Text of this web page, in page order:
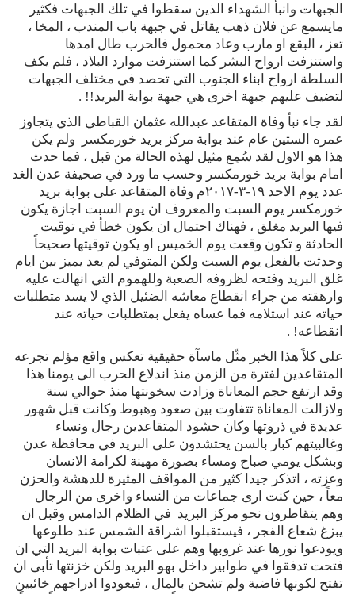
الجبهات وانبأ الشهداء الذين سقطوا في تلك الجبهات فكثير
مايسمع عن فلان ذهب يقاتل في جبهة باب المندب ، المخا ،
تعز ، البقع او مارب وعاد محمول فالحرب طال امدها
واستنزفت ارواح البشر كما استنزفت موارد البلاد ، فلم يكف
السلطة ارواح ابناء الجنوب التي تحصد في مختلف الجبهات
لتضيف عليهم جبهة اخرى هي جبهة بوابة البريد!! .
لقد جاء نبأ وفاة المتقاعد عبدالله عثمان القباطي الذي يتجاوز
عمره الستين عام عند بوابة مركز بريد خورمكسر ولم يكن
هذا هو الاول لقد سُمِع مثيل لهذه الحالة من قبل ، فما حدث
امام بوابة بريد خورمكسر وحسب ما ورد في صحيفة عدن الغد
عدد يوم الاحد ١٩-٣-٢٠١٧م وفاة المتقاعد على بوابة بريد
خورمكسر يوم السبت والمعروف ان يوم السبت اجازة يكون
فيها البريد مغلق ، فهناك احتمال ان يكون خطأ في توقيت
الحادثة و تكون وقعت يوم الخميس او يكون توقيتها صحيحاً
وحدثت بالفعل يوم السبت ولكن المتوفي لم يعد يميز بين ايام
غلق البريد وفتحه لظروفه الصعبة وللهموم التي انهالت عليه
وارهقته من جراء انقطاع معاشه الضئيل الذي لا يسد متطلبات
حياته عند استلامه فما عساه يفعل بمتطلبات حياته عند
انقطاعه! .
على كلاً هذا الخبر مثّل ماسآة حقيقية تعكس واقع مؤلم تجرعه
المتقاعدين لفترة من الزمن منذ اندلاع الحرب الى يومنا هذا
وقد ارتفع حجم المعاناة وزادت سخونتها منذ حوالي سنة
ولازالت المعاناة تتفاوت بين صعود وهبوط وكانت قبل شهور
عديدة في ذروتها وكان حشود المتقاعدين رجال ونساء
وغالبيتهم كبار بالسن يحتشدون على البريد في محافظة عدن
وبشكل يومي صباح ومساء بصورة مهينة لكرامة الانسان
وعزته ، اتذكر جيدا كثير من المواقف المثيرة للدهشة والحزن
معاً ، حين كنت ارى جماعات من النساء واخرى من الرجال
وهم يتقاطرون نحو مركز البريد في الظلام الدامس وقبل ان
يبزغ شعاع الفجر ، فيستقبلوا اشراقة الشمس عند طلوعها
ويودعوا نورها عند غروبها وهم على عتبات بوابة البريد التي ان
فتحت تدفقوا في طوابير داخل بهو البريد ولكن خزنتها تأبى ان
تفتح لكونها فاضية ولم تشحن بالمال ، فيعودوا ادراجهم خائبين